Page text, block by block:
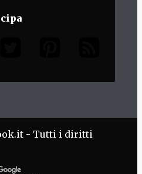
- Tutti i diritti